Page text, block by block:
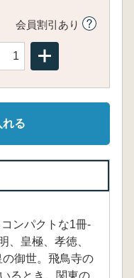
会員割引あり
れる
ンパクトな1冊-
皇極、孝徳、
御世。飛鳥寺の
るとき。関東の